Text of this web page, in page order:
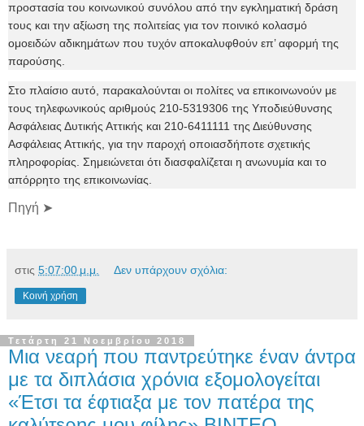
προστασία του κοινωνικού συνόλου από την εγκληματική δράση
τους και την αξίωση της πολιτείας για τον ποινικό κολασμό
ομοειδών αδικημάτων που τυχόν αποκαλυφθούν επ’ αφορμή της
παρούσης.
Στο πλαίσιο αυτό, παρακαλούνται οι πολίτες να επικοινωνούν με
τους τηλεφωνικούς αριθμούς 210-5319306 της Υποδιεύθυνσης
Ασφάλειας Δυτικής Αττικής και 210-6411111 της Διεύθυνσης
Ασφάλειας Αττικής, για την παροχή οποιασδήποτε σχετικής
πληροφορίας. Σημειώνεται ότι διασφαλίζεται η ανωνυμία και το
απόρρητο της επικοινωνίας.
Πηγή ➤
στις 5:07:00 μ.μ. Δεν υπάρχουν σχόλια:
Κοινή χρήση
Τετάρτη 21 Νοεμβρίου 2018
Μια νεαρή που παντρεύτηκε έναν άντρα
με τα διπλάσια χρόνια εξομολογείται
«Έτσι τα έφτιαξα με τον πατέρα της